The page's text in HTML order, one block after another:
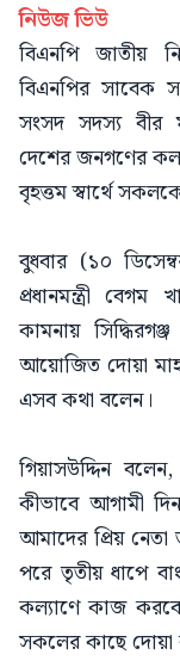
নিউজ ভিউ
বিএনপি জাতীয়
বিএনপির সাবেক
সংসদ সদস্য বীর
দেশের জনগণের
বৃহত্তম স্বার্থে
বুধবার (১০
প্রধানমন্ত্রী
কামনায়
আয়োজিত দোয়া
এসব কথা বলেন।
গিয়াসউদ্দিন
কীভাবে আগামী
আমাদের প্রিয়
পরে তৃতীয় ধাপে
কল্যাণে কাজ
সকলের কাছে দোয়া